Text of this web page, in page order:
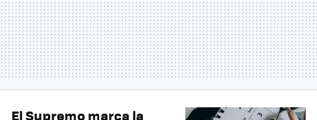
El Supremo marca la